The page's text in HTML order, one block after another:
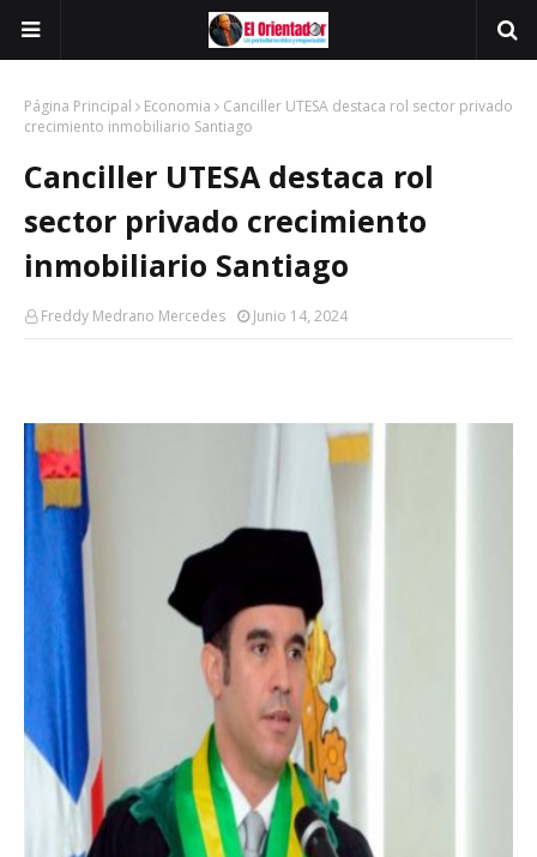
Página Principal Economia
Canciller UTESA destaca rol sector privado
crecimiento inmobiliario Santiago
Canciller UTESA destaca rol
sector privado crecimiento
inmobiliario Santiago
Freddy Medrano Mercedes Junio 14, 2024